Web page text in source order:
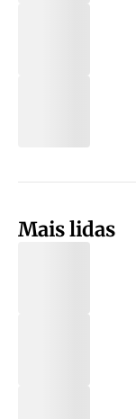
Mais lidas